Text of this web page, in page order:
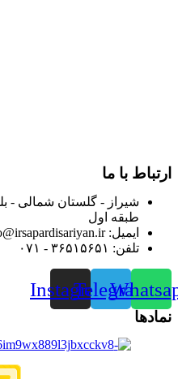
ارتباط با ما
شیراز - گلستان شمالی -
طبقه اول
ایمیل: info@irsapardisariyan.ir
تلفن: ۳۶۵۱۵۶۵۱ - ۰۷۱
Telegram
Instagram
نمادها